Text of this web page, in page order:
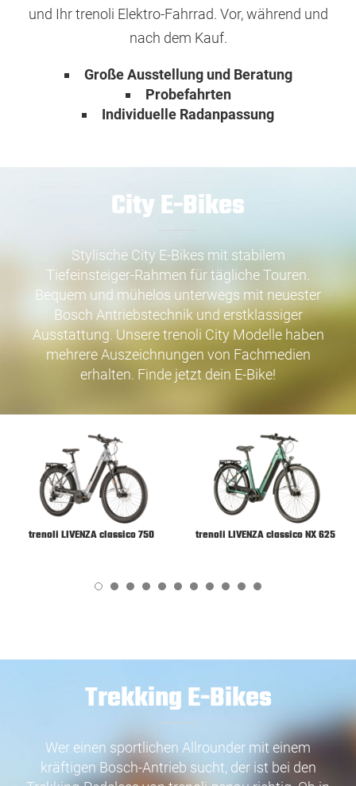
und Ihr trenoli Elektro-Fahrrad. Vor, während und
nach dem Kauf.
Große Ausstellung und Beratung
Probefahrten
Individuelle Radanpassung
City E-Bikes
Stylische City E-Bikes mit stabilem
Tiefeinsteiger-Rahmen für tägliche Touren.
Bequem und mühelos unterwegs mit neuester
Bosch Antriebstechnik und erstklassiger
Ausstattung. Unsere trenoli City Modelle haben
mehrere Auszeichnungen von Fachmedien
erhalten. Finde jetzt dein E-Bike!
trenoli LIVENZA classico 750 trenoli LIVENZA classico NX 625
Trekking E-Bikes
Wer einen sportlichen Allrounder mit einem
kräftigen Bosch-Antrieb sucht, der ist bei den